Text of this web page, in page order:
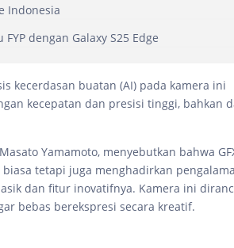
Indonesia
dengan Galaxy S25 Edge
kecerdasan buatan (AI) pada kamera ini
kecepatan dan presisi tinggi, bahkan
Yamamoto, menyebutkan bahwa
tetapi juga menghadirkan
dan fitur inovatifnya. Kamera ini
bebas berekspresi secara kreatif.